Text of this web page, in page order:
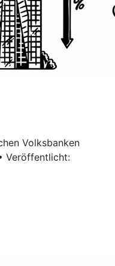
Volksbanken
Veröffentlicht: